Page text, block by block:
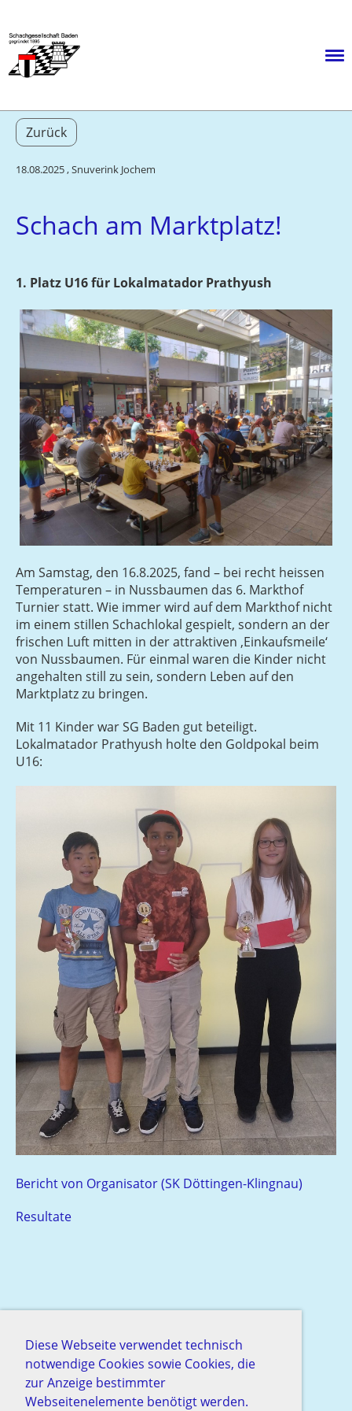
Diese Webseite verwendet technisch
notwendige Cookies sowie Cookies, die
zur Anzeige bestimmter
Webseitenelemente benötigt werden.
Zurück
18.08.2025, Snuverink Jochem
Schach am Marktplatz!
1. Platz U16 für Lokalmatador Prathyush
Am Samstag, den 16.8.2025, fand – bei recht heissen
Temperaturen – in Nussbaumen das 6. Markthof
Turnier statt. Wie immer wird auf dem Markthof nicht
im einem stillen Schachlokal gespielt, sondern an der
frischen Luft mitten in der attraktiven ‚Einkaufsmeile‘
von Nussbaumen. Für einmal waren die Kinder nicht
angehalten still zu sein, sondern Leben auf den
Marktplatz zu bringen.
Mit 11 Kinder war SG Baden gut beteiligt.
Lokalmatador Prathyush holte den Goldpokal beim
U16:
Bericht von Organisator (SK Döttingen-Klingnau)
Resultate